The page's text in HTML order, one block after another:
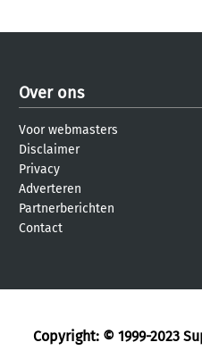
Over ons
Voor webmasters
Disclaimer
Privacy
Adverteren
Partnerberichten
Contact
Copyright: © 1999-2023